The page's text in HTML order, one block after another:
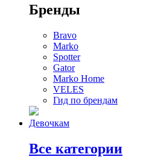
Бренды
Bravo
Marko
Spotter
Gator
Marko Home
VELES
Гид по брендам
Девочкам
Все категории